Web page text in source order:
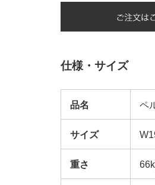
仕様・サイズ
品名 ペ
サイズ
重さ